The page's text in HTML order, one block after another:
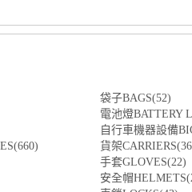
袋子BAGS(52)
電池燈BATTERY
自行車機器設備
貨架
手套GLOVES(22)
安全帽